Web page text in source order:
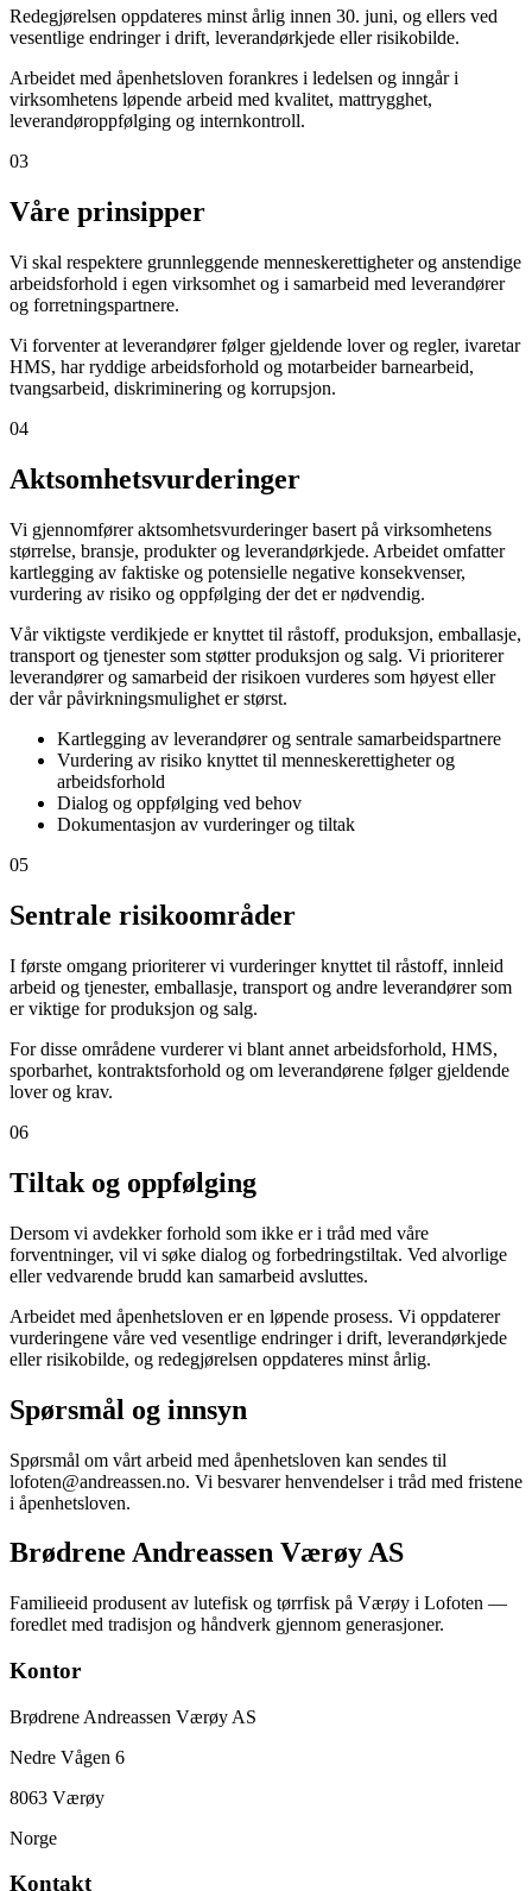
Redegjørelsen oppdateres minst årlig innen 30. juni, og ellers ved
vesentlige endringer i drift, leverandørkjede eller risikobilde.
Arbeidet med åpenhetsloven forankres i ledelsen og inngår i
virksomhetens løpende arbeid med kvalitet, mattrygghet,
leverandøroppfølging og internkontroll.
03
Våre prinsipper
Vi skal respektere grunnleggende menneskerettigheter og anstendige
arbeidsforhold i egen virksomhet og i samarbeid med leverandører
og forretningspartnere.
Vi forventer at leverandører følger gjeldende lover og regler, ivaretar
HMS, har ryddige arbeidsforhold og motarbeider barnearbeid,
tvangsarbeid, diskriminering og korrupsjon.
04
Aktsomhetsvurderinger
Vi gjennomfører aktsomhetsvurderinger basert på virksomhetens
størrelse, bransje, produkter og leverandørkjede. Arbeidet omfatter
kartlegging av faktiske og potensielle negative konsekvenser,
vurdering av risiko og oppfølging der det er nødvendig.
Vår viktigste verdikjede er knyttet til råstoff, produksjon, emballasje,
transport og tjenester som støtter produksjon og salg. Vi prioriterer
leverandører og samarbeid der risikoen vurderes som høyest eller
der vår påvirkningsmulighet er størst.
Kartlegging av leverandører og sentrale samarbeidspartnere
Vurdering av risiko knyttet til menneskerettigheter og
arbeidsforhold
Dialog og oppfølging ved behov
Dokumentasjon av vurderinger og tiltak
05
Sentrale risikoområder
I første omgang prioriterer vi vurderinger knyttet til råstoff, innleid
arbeid og tjenester, emballasje, transport og andre leverandører som
er viktige for produksjon og salg.
For disse områdene vurderer vi blant annet arbeidsforhold, HMS,
sporbarhet, kontraktsforhold og om leverandørene følger gjeldende
lover og krav.
06
Tiltak og oppfølging
Dersom vi avdekker forhold som ikke er i tråd med våre
forventninger, vil vi søke dialog og forbedringstiltak. Ved alvorlige
eller vedvarende brudd kan samarbeid avsluttes.
Arbeidet med åpenhetsloven er en løpende prosess. Vi oppdaterer
vurderingene våre ved vesentlige endringer i drift, leverandørkjede
eller risikobilde, og redegjørelsen oppdateres minst årlig.
Spørsmål og innsyn
Spørsmål om vårt arbeid med åpenhetsloven kan sendes til
lofoten@andreassen.no. Vi besvarer henvendelser i tråd med fristene
i åpenhetsloven.
Brødrene Andreassen Værøy AS
Familieeid produsent av lutefisk og tørrfisk på Værøy i Lofoten —
foredlet med tradisjon og håndverk gjennom generasjoner.
Kontor
Brødrene Andreassen Værøy AS
Nedre Vågen 6
8063 Værøy
Norge
Kontakt